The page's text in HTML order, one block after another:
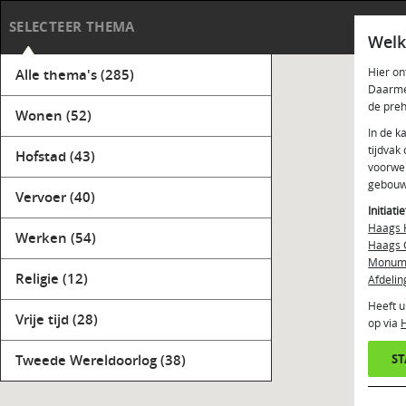
SELECTEER THEMA
Hier
de
In de
tijdvak
Haags
Haags
Heeft
op via
Alle thema's(285)
Wonen (52)
Hofstad (43)
Vervoer(40)
Werken (54)
Religie (12)
Vrije tijd (28)
Tweede Wereldoorlog(38)